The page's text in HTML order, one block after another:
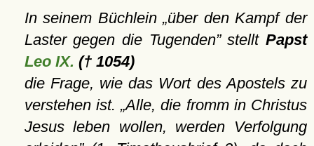
In seinem Büchlein über den Kampf der
Laster gegen die Tugenden stelltPapst
Leo IX. († 1054)
die Frage, wie das Wort des Apostels zu
verstehen ist. Alle, die fromm in Christus
Jesus leben wollen, werden Verfolgung